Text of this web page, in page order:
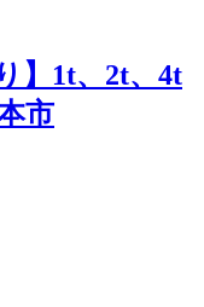
】1t、2t、4t
市